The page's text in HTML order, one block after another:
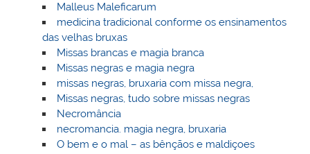
Malleus Maleficarum
medicina tradicional conforme os ensinamentos
das velhas bruxas
Missas brancas e magia branca
Missas negras e magia negra
missas negras, bruxaria com missa negra,
Missas negras, tudo sobre missas negras
Necromância
necromancia. magia negra, bruxaria
O bem e o mal – as bênçãos e maldiçoes